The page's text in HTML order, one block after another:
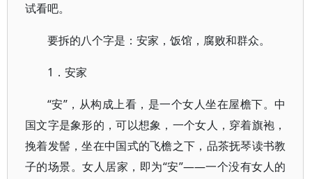
试看吧。
要拆的八个字是：安家，饭馆，腐败和群众。
1．安家
“安”，从构成上看，是一个女人坐在屋檐下。中
国文字是象形的，可以想象，一个女人，穿着旗袍，
挽着发髻，坐在中国式的飞檐之下，品茶抚琴读书教
子的场景。女人居家，即为“安”——一个没有女人的